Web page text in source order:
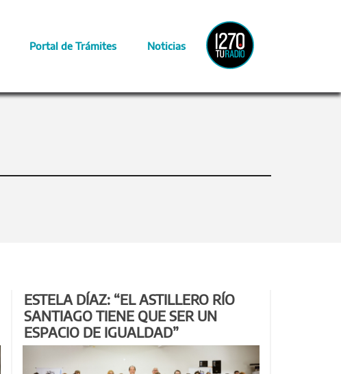
Portal de Trámites Noticias
Radio
Provincia
ESTELA DÍAZ: “EL ASTILLERO RÍO
SANTIAGO TIENE QUE SER UN
ESPACIO DE IGUALDAD”